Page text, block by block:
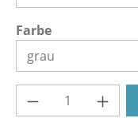
Farbeauswählen
Produkt